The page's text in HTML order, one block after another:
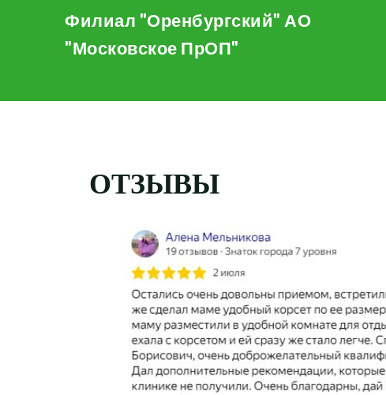
Филиал "Оренбургский" АО
"Московское ПрОП"
ОТЗЫВЫ